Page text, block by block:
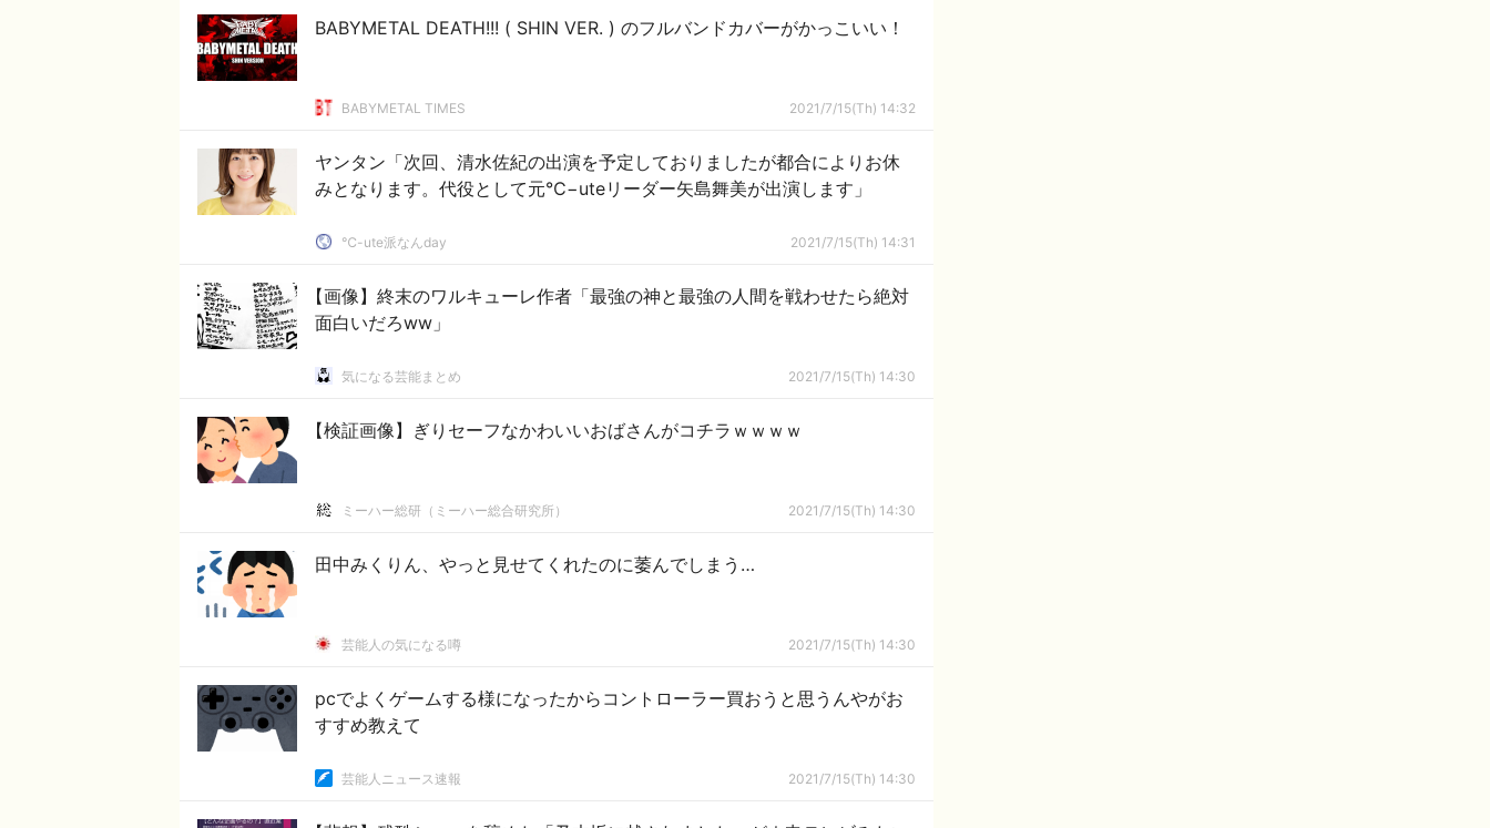
BABYMETAL DEATH!!! ( SHIN VER. ) のフルバンドカバーがかっこいい！
BABYMETAL TIMES 2021/7/15(Th) 14:32
ヤンタン「次回、清水佐紀の出演を予定しておりましたが都合によりお休
みとなります。代役として元℃−uteリーダー矢島舞美が出演します」
℃-ute派なんday 2021/7/15(Th) 14:31
【画像】終末のワルキューレ作者「最強の神と最強の人間を戦わせたら絶対
面白いだろww」
気になる芸能まとめ 2021/7/15(Th) 14:30
【検証画像】ぎりセーフなかわいいおばさんがコチラｗｗｗｗ
ミーハー総研（ミーハー総合研究所） 2021/7/15(Th) 14:30
田中みくりん、やっと見せてくれたのに萎んでしまう…
芸能人の気になる噂 2021/7/15(Th) 14:30
pcでよくゲームする様になったからコントローラー買おうと思うんやがお
すすめ教えて
芸能人ニュース速報 2021/7/15(Th) 14:30